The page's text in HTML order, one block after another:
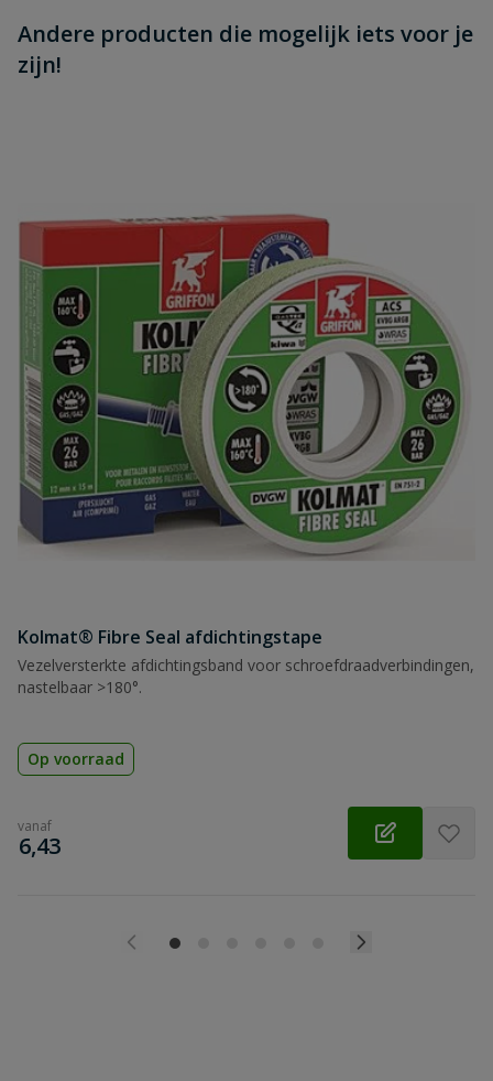
Andere producten die mogelijk iets voor je
zijn!
Kolmat® Fibre Seal afdichtingstape
Vezelversterkte afdichtingsband voor schroefdraadverbindingen,
nastelbaar >180°.
Op voorraad
vanaf
€
6,43